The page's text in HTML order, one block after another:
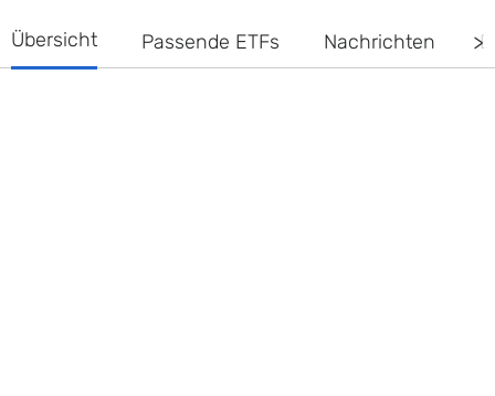
Übersicht Passende ETFs Nachrichten